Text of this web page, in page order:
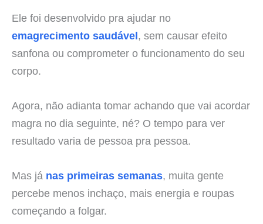
Ele foi desenvolvido pra ajudar no
emagrecimento saudável, sem causar efeito
sanfona ou comprometer o funcionamento do seu
corpo.
Agora, não adianta tomar achando que vai acordar
magra no dia seguinte, né? O tempo para ver
resultado varia de pessoa pra pessoa.
Mas já nas primeiras semanas, muita gente
percebe menos inchaço, mais energia e roupas
começando a folgar.